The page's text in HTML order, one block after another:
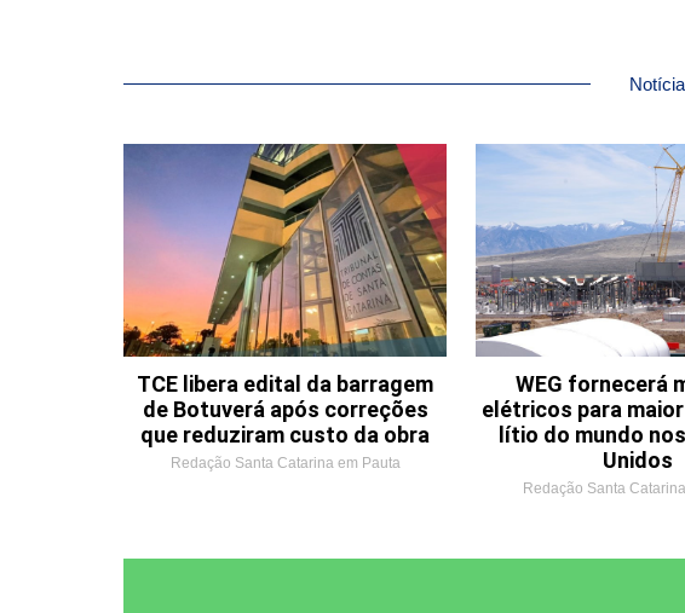
TCE libera edital da barragem
de Botuverá após correções
que reduziram custo da obra
Redação Santa Catarina em Pauta
WEG fornecerá
elétricos para
lítio do mundo
Unidos
Redação Santa